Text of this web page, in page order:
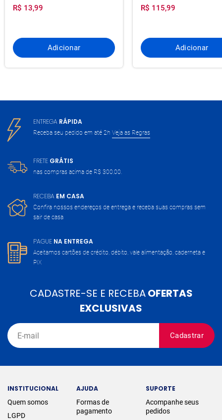
R$ 13,99
Adicionar
R$ 115,99
Adicionar
ENTREGA RÁPIDA
Receba seu pedido em até 2h Veja as Regras
FRETE GRÁTIS
nas compras acima de R$ 300,00.
RECEBA EM CASA
Confira nossos endereços de entrega e receba suas compras sem
sair de casa
PAGUE NA ENTREGA
Aceitamos cartões de crédito, débito, vale alimentação, caderneta e
PIX
CADASTRE-SE E RECEBAOFERTAS
EXCLUSIVAS
Cadastrar
INSTITUCIONAL
Quem somos
LGPD
AJUDA
Formas de
pagamento
SUPORTE
Acompanhe seus
pedidos